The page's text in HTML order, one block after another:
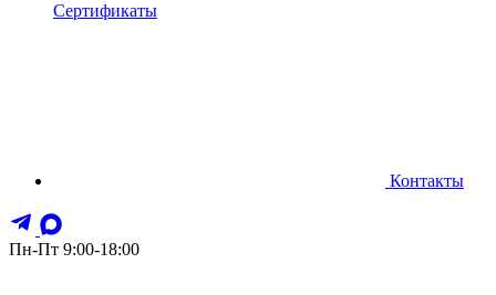
Сертификаты
Контакты
Пн-Пт 9:00-18:00